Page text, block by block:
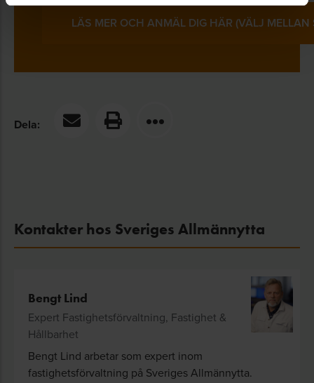
LÄS MER OCH ANMÄL DIG HÄR (VÄLJ
Dela:
Kontakter hos Sveriges Allmännytta
Bengt Lind
Expert Fastighetsförvaltning, Fastighet &
Hållbarhet
Bengt Lind arbetar som expert inom
fastighetsförvaltning på Sveriges Allmännytta.